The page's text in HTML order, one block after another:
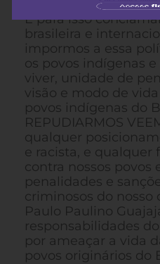
E para isso
brasileira e
impormos a essa
os povos indígenas
viver, unidade de
visão e modo de
povos indígenas do
REPUDIARMOS
qualquer
e racista, e qualquer
contra nossos povos
penalidades e
criminosos do nosso
Paulo Paulino
responsabilidades
por ameaçar a vida
povos originários do